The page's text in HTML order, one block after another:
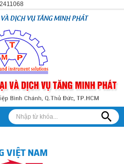
VỤ TĂNG MINH PHÁT
VIỆT NAM